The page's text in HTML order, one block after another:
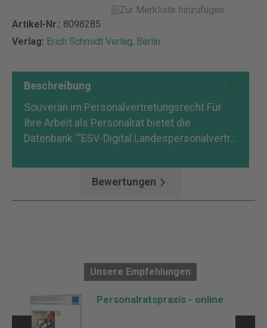
Zur Merkliste hinzufügen
Artikel-Nr.: 8098285
Verlag: Erich Schmidt Verlag, Berlin
Beschreibung
Souverän im Personalvertretungsrecht Für
Ihre Arbeit als Personalrat bietet die
Datenbank ‘‘‘ESV-Digital Landespersonalvertr…
Bewertungen
Unsere Empfehlungen
Personalratspraxis - online